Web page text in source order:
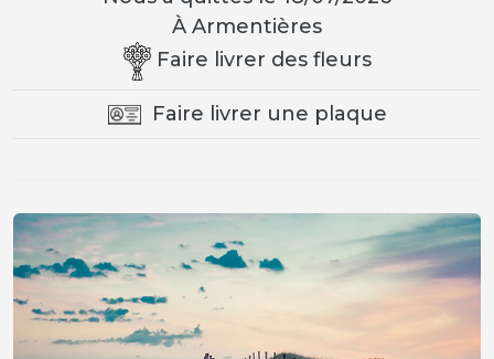
À Armentières
Faire livrer des fleurs
Faire livrer une plaque